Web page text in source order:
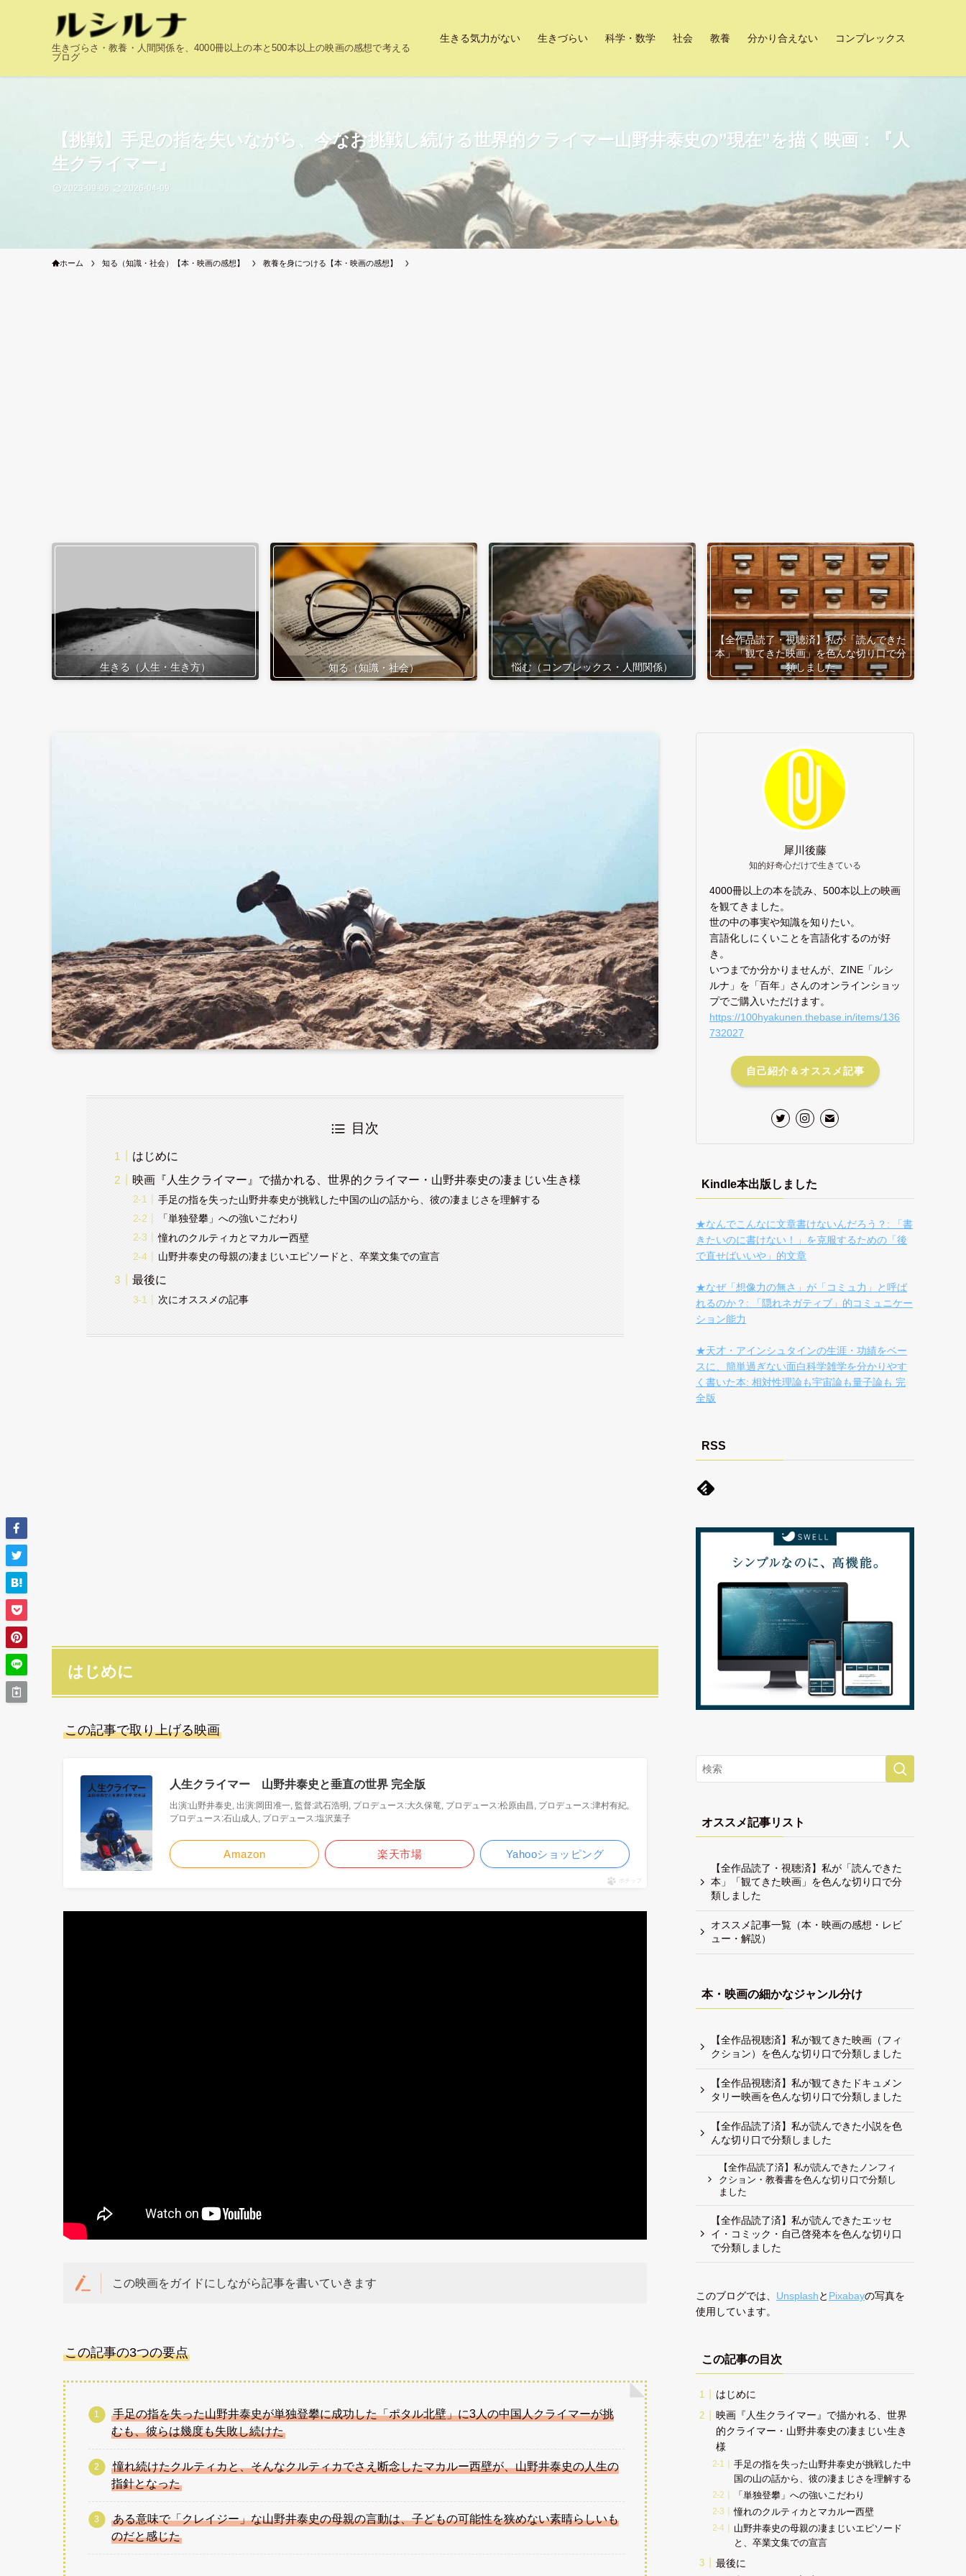
生きづらさ・教養・人間関係を、4000冊以上の本と500本以上の映画の感想で考える
ブログ
生きる気力がない 生きづらい 科学・数学 社会 教養 分かり合えない コンプレックス
【挑戦】手足の指を失いながら、今なお挑戦し続ける世界的クライマー山野井泰史の”現在”を描く映画：『人
生クライマー』
2023-09-06 2026-04-09
ホーム 知る（知識・社会）【本・映画の感想】 教養を身につける【本・映画の感想】
生きる（人生・生き方） 知る（知識・社会） 悩む（コンプレックス・人間関係）
【全作品読了・視聴済】私が「読んできた
本」「観てきた映画」を色んな切り口で分
類しました
目次
はじめに
映画『人生クライマー』で描かれる、世界的クライマー・山野井泰史の凄まじい生き様
手足の指を失った山野井泰史が挑戦した中国の山の話から、彼の凄まじさを理解する
「単独登攀」への強いこだわり
憧れのクルティカとマカルー西壁
山野井泰史の母親の凄まじいエピソードと、卒業文集での宣言
最後に
次にオススメの記事
はじめに
この記事で取り上げる映画
人生クライマー 山野井泰史と垂直の世界 完全版
出演:山野井泰史, 出演:岡田准一, 監督:武石浩明, プロデュース:大久保竜, プロデュース:松原由昌, プロデュース:津村有紀,
プロデュース:石山成人, プロデュース:塩沢葉子
Amazon 楽天市場 Yahooショッピング
ポチップ
この映画をガイドにしながら記事を書いていきます
この記事の3つの要点
手足の指を失った山野井泰史が単独登攀に成功した「ポタル北壁」に3人の中国人クライマーが挑
むも、彼らは幾度も失敗し続けた
憧れ続けたクルティカと、そんなクルティカでさえ断念したマカルー西壁が、山野井泰史の人生の
指針となった
ある意味で「クレイジー」な山野井泰史の母親の言動は、子どもの可能性を狭めない素晴らしいも
のだと感じた
犀川後藤
知的好奇心だけで生きている
4000冊以上の本を読み、500本以上の映画
を観てきました。
世の中の事実や知識を知りたい。
言語化しにくいことを言語化するのが好
き。
いつまでか分かりませんが、ZINE「ルシ
ルナ」を「百年」さんのオンラインショッ
プでご購入いただけます。
https://100hyakunen.thebase.in/items/136
732027
自己紹介＆オススメ記事
Kindle本出版しました
★なんでこんなに文章書けないんだろう？: 「書
きたいのに書けない！」を克服するための「後
で直せばいいや」的文章
★なぜ「想像力の無さ」が「コミュ力」と呼ば
れるのか？: 「隠れネガティブ」的コミュニケー
ション能力
★天才・アインシュタインの生涯・功績をベー
スに、簡単過ぎない面白科学雑学を分かりやす
く書いた本: 相対性理論も宇宙論も量子論も 完
全版
RSS
オススメ記事リスト
【全作品読了・視聴済】私が「読んできた
本」「観てきた映画」を色んな切り口で分
類しました
オススメ記事一覧（本・映画の感想・レビ
ュー・解説）
本・映画の細かなジャンル分け
【全作品視聴済】私が観てきた映画（フィ
クション）を色んな切り口で分類しました
【全作品視聴済】私が観てきたドキュメン
タリー映画を色んな切り口で分類しました
【全作品読了済】私が読んできた小説を色
んな切り口で分類しました
【全作品読了済】私が読んできたノンフィ
クション・教養書を色んな切り口で分類し
ました
【全作品読了済】私が読んできたエッセ
イ・コミック・自己啓発本を色んな切り口
で分類しました
このブログでは、 Unsplashと Pixabayの写真を
使用しています。
この記事の目次
はじめに
映画『人生クライマー』で描かれる、世界
的クライマー・山野井泰史の凄まじい生き
様
手足の指を失った山野井泰史が挑戦した中
国の山の話から、彼の凄まじさを理解する
「単独登攀」への強いこだわり
憧れのクルティカとマカルー西壁
山野井泰史の母親の凄まじいエピソード
と、卒業文集での宣言
最後に